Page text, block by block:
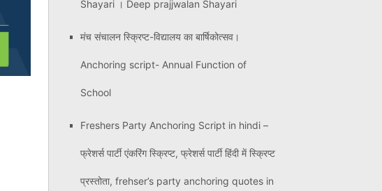
Shayari । Deep prajjwalan Shayari
मंच संचालन स्क्रिप्ट-विद्यालय का बार्षिकोत्सव।
Anchoring script- Annual Function of
School
Freshers Party Anchoring Script in hindi –
फ्रेशर्स पार्टी एंकरिंग स्क्रिप्ट, फ्रेशर्स पार्टी हिंदी में स्क्रिप्ट
प्रस्तोता, frehser’s party anchoring quotes in